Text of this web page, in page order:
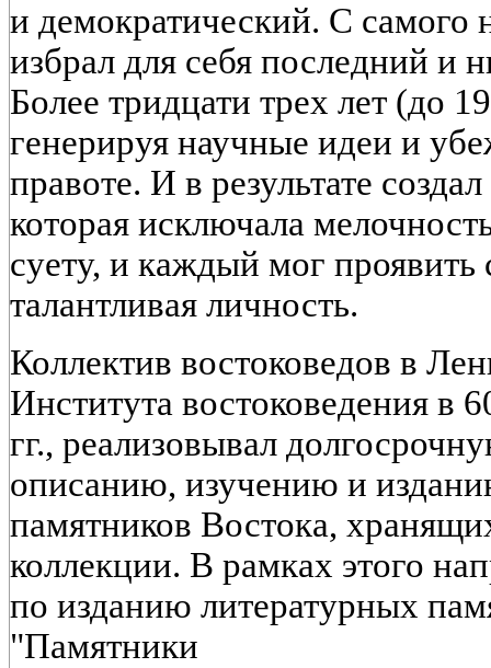
и демократический. С
избрал для себя последний и
Более тридцати трех лет (до
генерируя научные идеи и
правоте. И в результате
которая исключала
суету, и каждый мог проявить
талантливая личность.
Коллектив востоковедов в
Института востоковедения в
гг., реализовывал
описанию, изучению и
памятников Востока,
коллекции. В рамках этого
по изданию литературных
"Памятники